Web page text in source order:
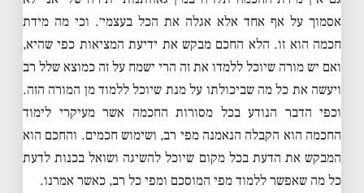
אסמוך על אף אחד אלא אגלה את הכל בעצמי׳. וכי מה מידת
חכמה הוא זו. הלא החכם מבקש את ידיעת המציאות כפי שהיא,
ואם יש מורה שיוכל ללמדו את זה הרי ישמח על זה כמוצא שלל רב
ויעשה את כל מה שביכולתו על מנת שיוכל ללמוד מן המורה הזה.
וכפי הדבר הנודע בכל מסורות החכמה אשר מעיקרי לימוד
החכמה הוא הקבלה הנאמנה מפי רב, ושימוש חכמים. והחכם הוא
המבקש את הדעת בכל מקום שיוכל להשיגה ושואל בכנות לדעת
כל מה שאפשר ללמוד מפי המוסכם ומפי כל רב, כאשר אמרנו.